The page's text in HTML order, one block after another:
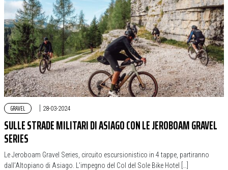
GRAVEL | 28-03-2024
SULLE STRADE MILITARI DI ASIAGO CON LE JEROBOAM GRAVEL
SERIES
Le Jeroboam Gravel Series, circuito escursionistico in 4 tappe, partiranno
dall’Altopiano di Asiago. L’impegno del Col del Sole Bike Hotel […]